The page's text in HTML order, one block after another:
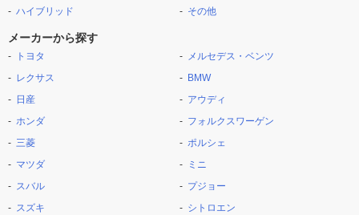
ハイブリッド
その他
メーカーから探す
トヨタ
レクサス
日産
ホンダ
三菱
マツダ
スバル
スズキ
メルセデス・ベンツ
BMW
アウディ
フォルクスワーゲン
ポルシェ
ミニ
プジョー
シトロエン